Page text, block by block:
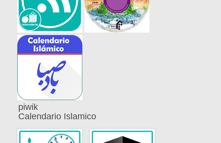
piwik
Calendario Islamico